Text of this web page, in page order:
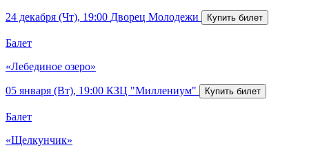
24 декабря (Чт), 19:00 Дворец Молодежи
Балет
«Лебединое озеро»
05 января (Вт), 19:00 КЗЦ "Миллениум"
Балет
«Щелкунчик»